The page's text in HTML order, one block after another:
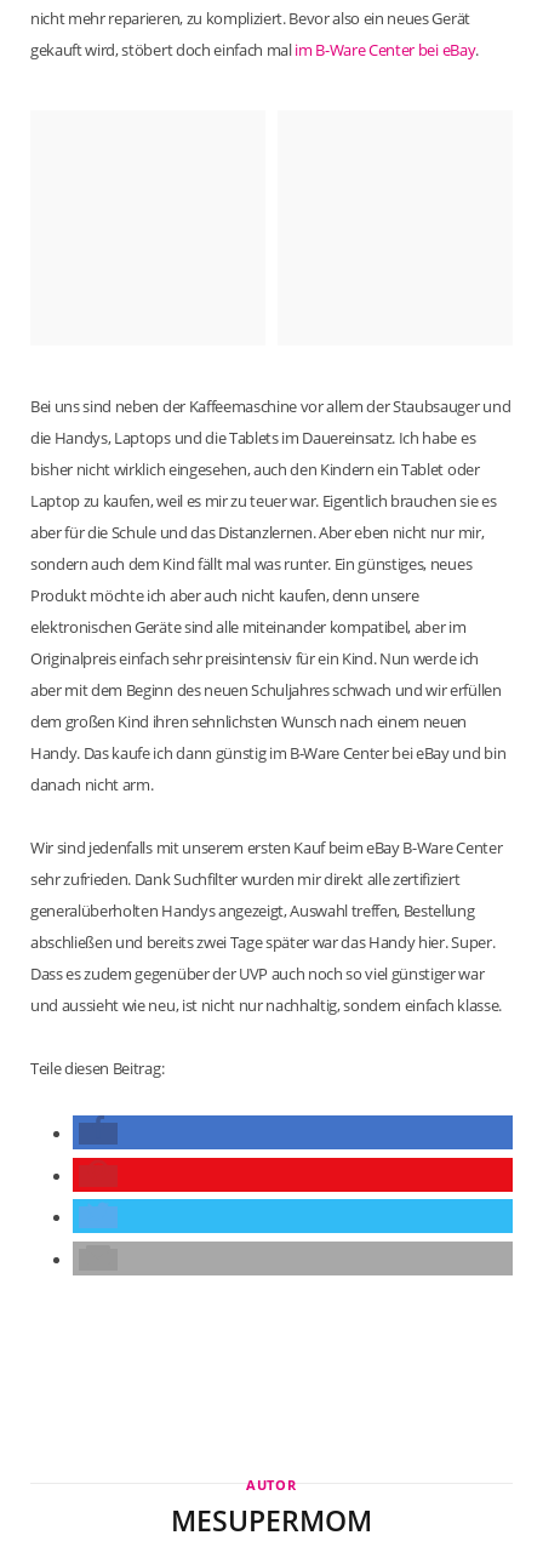
nicht mehr reparieren, zu kompliziert. Bevor also ein neues Gerät
gekauft wird, stöbert doch einfach malim B-Ware Center bei eBay.
Bei uns sind neben der Kaffeemaschine vor allem der Staubsauger und
die Handys, Laptops und die Tablets im Dauereinsatz. Ich habe es
bisher nicht wirklich eingesehen, auch den Kindern ein Tablet oder
Laptop zu kaufen, weil es mir zu teuer war. Eigentlich brauchen sie es
aber für die Schule und das Distanzlernen. Aber eben nicht nur mir,
sondern auch dem Kind fällt mal was runter. Ein günstiges, neues
Produkt möchte ich aber auch nicht kaufen, denn unsere
elektronischen Geräte sind alle miteinander kompatibel, aber im
Originalpreis einfach sehr preisintensiv für ein Kind. Nun werde ich
aber mit dem Beginn des neuen Schuljahres schwach und wir erfüllen
dem großen Kind ihren sehnlichsten Wunsch nach einem neuen
Handy. Das kaufe ich dann günstig im B-Ware Center bei eBay und bin
danach nicht arm.
Wir sind jedenfalls mit unserem ersten Kauf beim eBay B-Ware Center
sehr zufrieden. Dank Suchfilter wurden mir direkt alle zertifiziert
generalüberholten Handys angezeigt, Auswahl treffen, Bestellung
abschließen und bereits zwei Tage später war das Handy hier. Super.
Dass es zudem gegenüber der UVP auch noch so viel günstiger war
und aussieht wie neu, ist nicht nur nachhaltig, sondern einfach klasse.
Teile diesen Beitrag:
AUTOR
MESUPERMOM